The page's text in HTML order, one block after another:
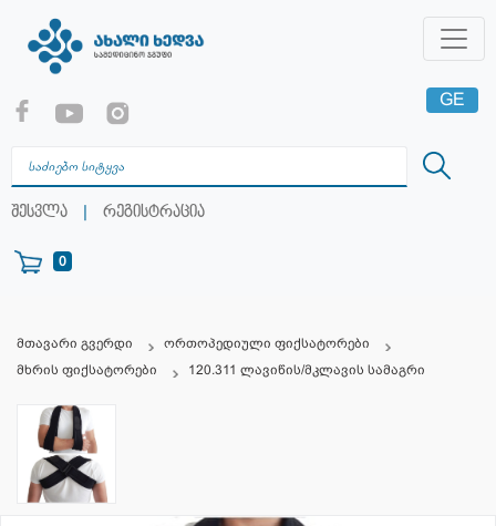
შესვლა | რეგისტრაცია
0
GE
RU
მთავარი გვერდი
ორთოპედიული ფიქსატორები
მხრის ფიქსატორები
120.311 ლავიწის/მკლავის სამაგრი